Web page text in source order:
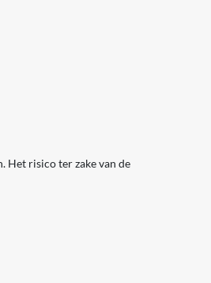
Het risico ter zake van de